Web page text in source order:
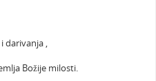
darivanja ,
Božije milosti.